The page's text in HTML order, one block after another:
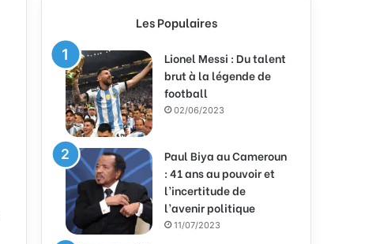
Les Populaires
Lionel Messi : Du talent
brut à la légende de
football
02/06/2023
Paul Biya au Cameroun
: 41 ans au pouvoir et
l’incertitude de
l’avenir politique
11/07/2023